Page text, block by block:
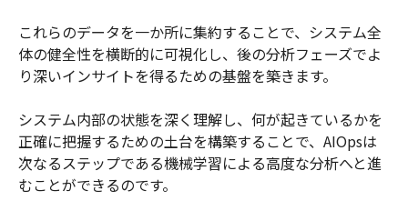
これらのデータを一か所に集約することで、システム全
体の健全性を横断的に可視化し、後の分析フェーズでよ
り深いインサイトを得るための基盤を築きます。
システム内部の状態を深く理解し、何が起きているかを
正確に把握するための土台を構築することで、AIOpsは
次なるステップである機械学習による高度な分析へと進
むことができるのです。